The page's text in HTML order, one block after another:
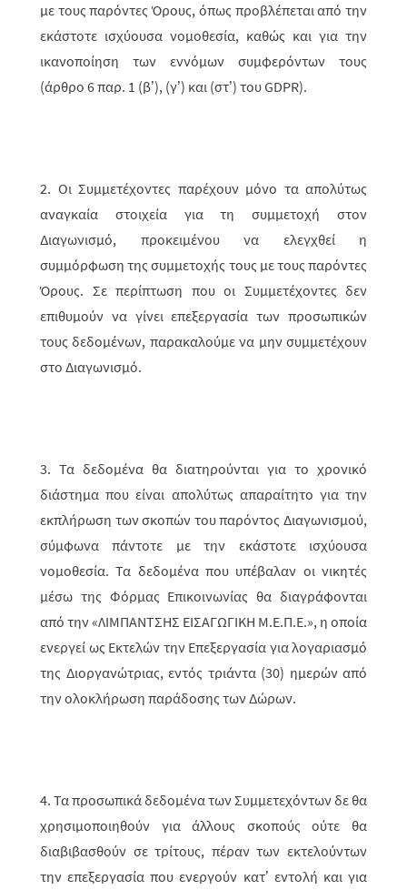
με τους παρόντες Όρους, όπως προβλέπεται από την
εκάστοτε ισχύουσα νομοθεσία, καθώς και για την
ικανοποίηση των εννόμων συμφερόντων τους
(άρθρο 6 παρ. 1 (β’), (γ’) και (στ’) του GDPR).
2. Οι Συμμετέχοντες παρέχουν μόνο τα απολύτως
αναγκαία στοιχεία για τη συμμετοχή στον
Διαγωνισμό, προκειμένου να ελεγχθεί η
συμμόρφωση της συμμετοχής τους με τους παρόντες
Όρους. Σε περίπτωση που οι Συμμετέχοντες δεν
επιθυμούν να γίνει επεξεργασία των προσωπικών
τους δεδομένων, παρακαλούμε να μην συμμετέχουν
στο Διαγωνισμό.
3. Τα δεδομένα θα διατηρούνται για το χρονικό
διάστημα που είναι απολύτως απαραίτητο για την
εκπλήρωση των σκοπών του παρόντος Διαγωνισμού,
σύμφωνα πάντοτε με την εκάστοτε ισχύουσα
νομοθεσία. Τα δεδομένα που υπέβαλαν οι νικητές
μέσω της Φόρμας Επικοινωνίας θα διαγράφονται
από την «ΛΙΜΠΑΝΤΣΗΣ ΕΙΣΑΓΩΓΙΚΗ Μ.Ε.Π.Ε.», η οποία
ενεργεί ως Εκτελών την Επεξεργασία για λογαριασμό
της Διοργανώτριας, εντός τριάντα (30) ημερών από
την ολοκλήρωση παράδοσης των Δώρων.
4. Τα προσωπικά δεδομένα των Συμμετεχόντων δε θα
χρησιμοποιηθούν για άλλους σκοπούς ούτε θα
διαβιβασθούν σε τρίτους, πέραν των εκτελούντων
την επεξεργασία που ενεργούν κατ’ εντολή και για